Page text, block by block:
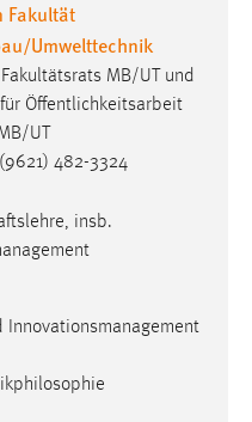
Fakultät
Umwelttechnik
MB/UT und
Öffentlichkeitsarbeit
UT
(9621) 482-3324
insb.
Innovationsmanagement